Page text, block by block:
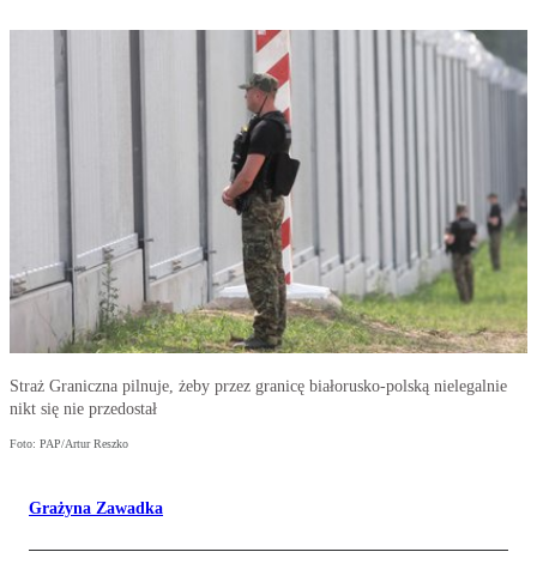
Straż Graniczna pilnuje, żeby przez granicę białorusko-polską nielegalnie
nikt się nie przedostał
Foto: PAP/Artur Reszko
Grażyna Zawadka